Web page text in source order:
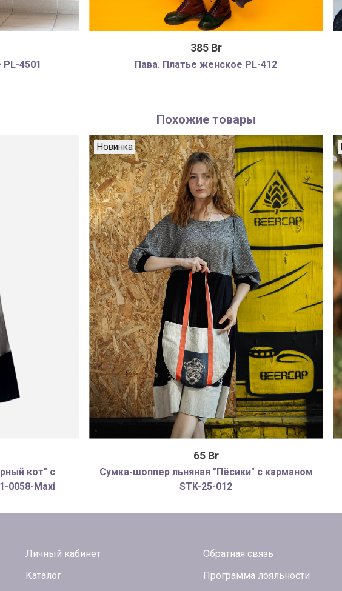
4501
385 Br
Пава. Платье женское PL-412
Похожие товары
кот" с
0058-Maxi
Новинка
65 Br
Сумка-шоппер льняная "Пёсики" с карманом
STK-25-012
Личный кабинет
Обратная связь
Каталог Программа лояльности